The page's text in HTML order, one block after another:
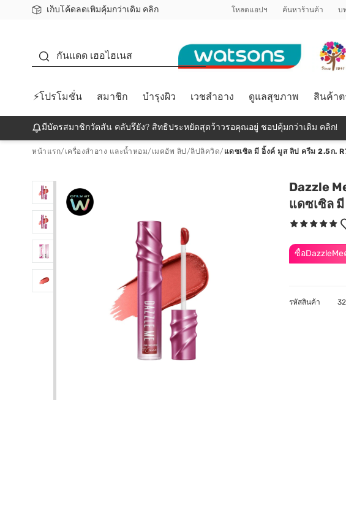
เก็บโค้ดลดเพิ่มคุ้มกว่าเดิม คลิก
ชอปออนไลน์ครั้งแรก ลดเพิ่มจุก ๆ 10%! 🎉
📦ส่งฟรี! เมื่อชอป 499฿
สมาชิกวัตสัน คลับดียังไง? โหลดแอปฯ ค้นหาร้านค้า บ
กันแดด เฮอไฮเนส
⚡โปรโมชั่น สมาชิก บำรุงผิว เวชสำอาง ดูแลสุขภาพ สินค้า
มีบัตรสมาชิกวัตสัน คลับรึยัง? สิทธิประหยัดสุดว้าวรอคุณอยู่ ชอปคุ้มกว่าเดิม คลิก!
หน้าแรก/ เครื่องสำอาง และน้ำหอม/ เมคอัพ ลิป /ลิปลิควิด/ แดซเซิล มี อิ้งค์ มูส ลิป ครีม 2.5ก.
Dazzle
แดซเซิล มี
ซื้อ
รหัสสินค้า